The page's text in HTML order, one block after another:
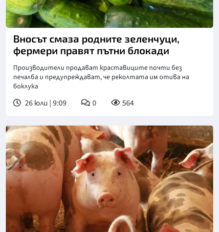
Вносът смаза родните зеленчуци,
фермери правят пътни блокади
Производители продават краставиците почти без
печалба и предупреждават, че реколтата им отива на
боклука
26 юли | 9:09 0 564